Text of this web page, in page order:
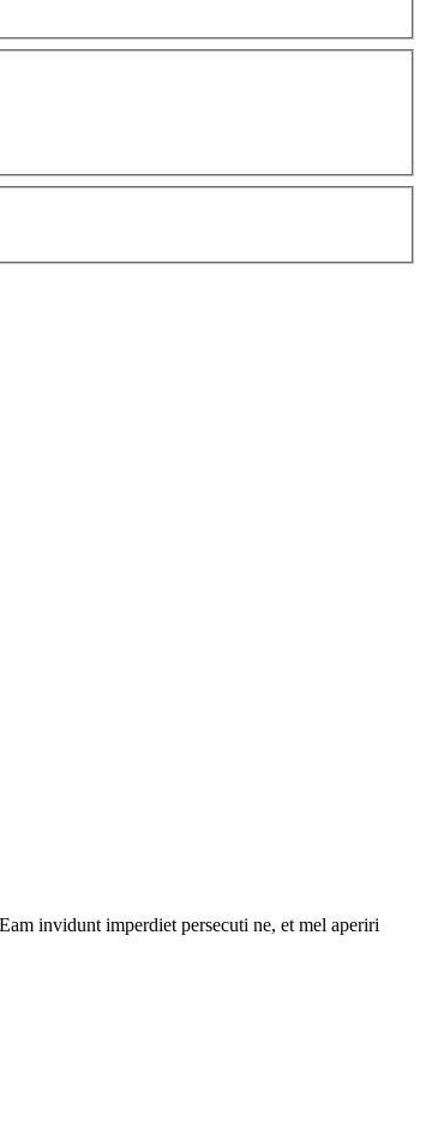
invidunt imperdiet persecuti ne, et mel aperiri